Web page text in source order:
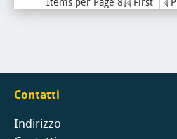
Contatti
Indirizzo